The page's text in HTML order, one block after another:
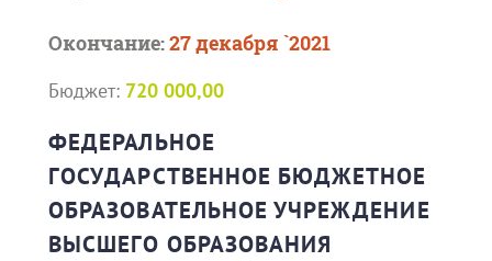
Окончание:27 декабря `2021
Бюджет: 720 000,00
ФЕДЕРАЛЬНОЕ
ГОСУДАРСТВЕННОЕ БЮДЖЕТНОЕ
ОБРАЗОВАТЕЛЬНОЕ УЧРЕЖДЕНИЕ
ВЫСШЕГО ОБРАЗОВАНИЯ